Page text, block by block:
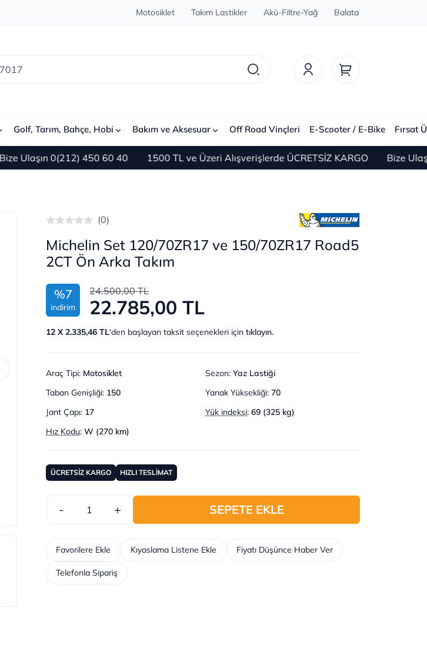
Motosiklet Takım Lastikler Akü-Filtre-Yağ Balata
Golf, Tarım, Bahçe, Hobi Bakım ve Aksesuar Off Road Vinçleri E-Scooter / E-Bike Fırsat
0(212) 450 60 40 1500 TL ve Üzeri Alışverişlerde ÜCRETSİZ KARGO Bize Ulaşın
(0)
Michelin Set 120/70ZR17 ve 150/70ZR17 Road5
2CT Ön Arka Takım
%7
indirim
24.500,00 TL
22.785,00 TL
12 X 2.335,46 TL'den başlayan taksit seçenekleri için tıklayın.
Araç Tipi: Motosiklet Sezon: Yaz Lastiği
Taban Genişliği: 150 Yanak Yüksekliği: 70
Jant Çapı: 17 Yük indeksi: 69 (325 kg)
Hız Kodu: W (270 km)
ÜCRETSİZ KARGO HIZLI TESLİMAT
- + SEPETE EKLE
Telefonla Sipariş
Kıyaslama Listene Ekle
Favorilere Ekle Fiyatı Düşünce Haber Ver